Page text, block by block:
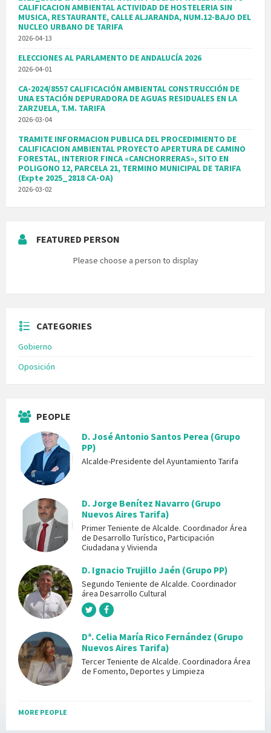
CALIFICACION AMBIENTAL ACTIVIDAD DE HOSTELERIA SIN
MUSICA, RESTAURANTE, CALLE ALJARANDA, NUM.12-BAJO DEL
NUCLEO URBANO DE TARIFA
2026-04-13
ELECCIONES AL PARLAMENTO DE ANDALUCÍA 2026
2026-04-01
CA-2024/8557 CALIFICACIÓN AMBIENTAL CONSTRUCCIÓN DE
UNA ESTACIÓN DEPURADORA DE AGUAS RESIDUALES EN LA
ZARZUELA, T.M. TARIFA
2026-03-04
TRAMITE INFORMACION PUBLICA DEL PROCEDIMIENTO DE
CALIFICACION AMBIENTAL PROYECTO APERTURA DE CAMINO
FORESTAL, INTERIOR FINCA «CANCHORRERAS», SITO EN
POLIGONO 12, PARCELA 21, TERMINO MUNICIPAL DE TARIFA
(Expte 2025_2818 CA-OA)
2026-03-02
FEATURED PERSON
Please choose a person to display
CATEGORIES
Gobierno
Oposición
PEOPLE
D. José Antonio Santos Perea (Grupo
PP)
Alcalde-Presidente del Ayuntamiento Tarifa
D. Jorge Benítez Navarro (Grupo
Nuevos Aires Tarifa)
Primer Teniente de Alcalde. Coordinador Área
de Desarrollo Turístico, Participación
Ciudadana y Vivienda
D. Ignacio Trujillo Jaén (Grupo PP)
Segundo Teniente de Alcalde. Coordinador
área Desarrollo Cultural
Dª. Celia María Rico Fernández (Grupo
Nuevos Aires Tarifa)
Tercer Teniente de Alcalde. Coordinadora Área
de Fomento, Deportes y Limpieza
MORE PEOPLE